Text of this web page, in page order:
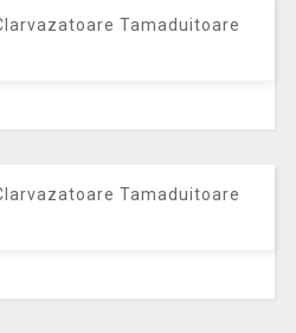
Tamaduitoare
Tamaduitoare